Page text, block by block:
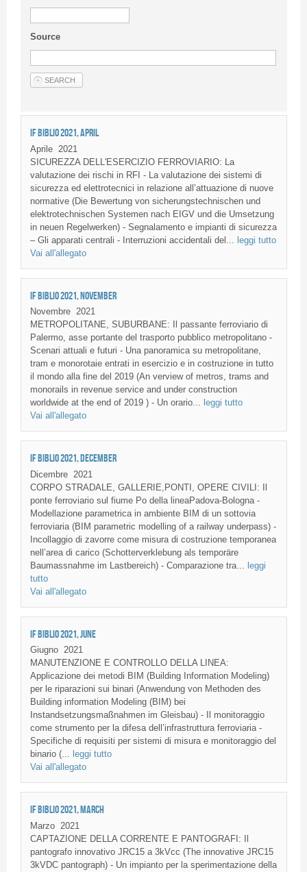
Source
IF BIBLIO 2021, APRIL
Aprile
2021
SICUREZZA DELL'ESERCIZIO FERROVIARIO: La
valutazione dei rischi in RFI - La valutazione dei sistemi di
sicurezza ed elettrotecnici in relazione all’attuazione di nuove
normative (Die Bewertung von sicherungstechnischen und
elektrotechnischen Systemen nach EIGV und die Umsetzung
in neuen Regelwerken) - Segnalamento e impianti di sicurezza
– Gli apparati centrali - Interruzioni accidentali del... leggi tutto
Vai all'allegato
IF BIBLIO 2021, NOVEMBER
Novembre 2021
METROPOLITANE, SUBURBANE: Il passante ferroviario di
Palermo, asse portante del trasporto pubblico metropolitano -
Scenari attuali e futuri - Una panoramica su metropolitane,
tram e monorotaie entrati in esercizio e in costruzione in tutto
il mondo alla fine del 2019 (An verview of metros, trams and
monorails in revenue service and under construction
worldwide at the end of 2019 ) - Un orario... leggi tutto
Vai all'allegato
IF BIBLIO 2021, DECEMBER
Dicembre
2021
CORPO STRADALE, GALLERIE,PONTI, OPERE CIVILI: Il
ponte ferroviario sul fiume Po della lineaPadova-Bologna -
Modellazione parametrica in ambiente BIM di un sottovia
ferroviaria (BIM parametric modelling of a railway underpass) -
Incollaggio di zavorre come misura di costruzione temporanea
nell’area di carico (Schotterverklebung als temporäre
Baumassnahme im Lastbereich) - Comparazione tra...
leggi
tutto
Vai all'allegato
IF BIBLIO 2021, JUNE
Giugno 2021
MANUTENZIONE E CONTROLLO DELLA LINEA:
Applicazione dei metodi BIM (Building Information Modeling)
per le riparazioni sui binari (Anwendung von Methoden des
Building information Modeling (BIM) bei
Instandsetzungsmaßnahmen im Gleisbau) - Il monitoraggio
come strumento per la difesa dell’infrastruttura ferroviaria -
Specifiche di requisiti per sistemi di misura e monitoraggio del
binario (... leggi tutto
Vai all'allegato
IF BIBLIO 2021, MARCH
Marzo 2021
CAPTAZIONE DELLA CORRENTE E PANTOGRAFI: Il
pantografo innovativo JRC15 a 3kVcc (The innovative JRC15
3kVDC pantograph) - Un impianto per la sperimentazione della